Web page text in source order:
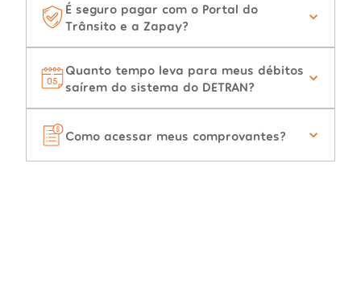
É seguro pagar com o Portal do
Trânsito e a Zapay?
Quanto tempo leva para meus débitos
saírem do sistema do DETRAN?
Como acessar meus comprovantes?